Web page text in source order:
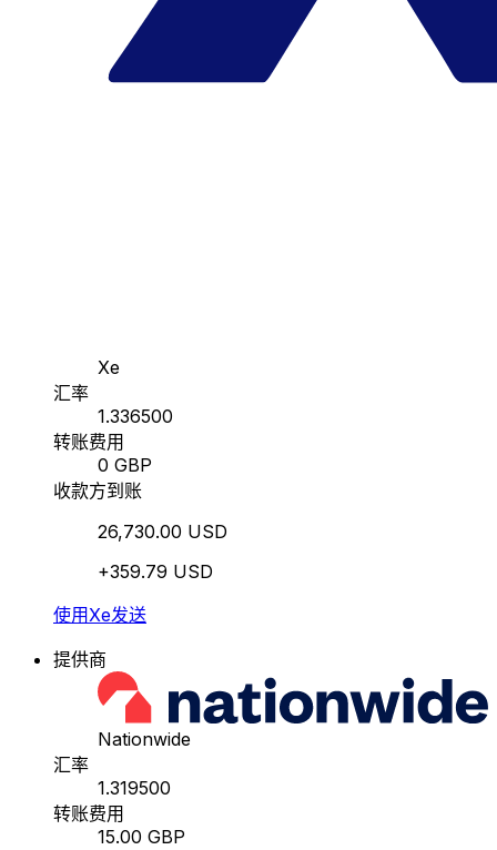
Xe
汇率
1.336500
转账费用
0 GBP
收款方到账
26,730.00 USD
+359.79 USD
使用Xe发送
提供商
Nationwide
汇率
1.319500
转账费用
15.00 GBP